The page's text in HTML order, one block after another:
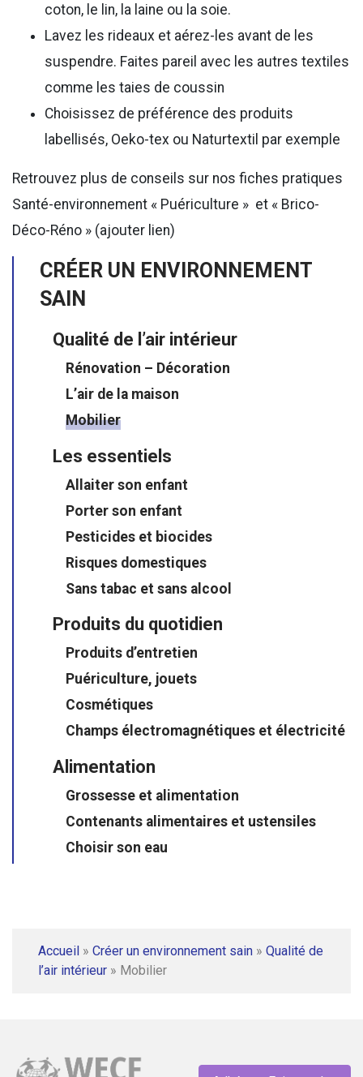
coton, le lin, la laine ou la soie.
Lavez les rideaux et aérez-les avant de les
suspendre. Faites pareil avec les autres textiles
comme les taies de coussin
Choisissez de préférence des produits
labellisés, Oeko-tex ou Naturtextil par exemple
Retrouvez plus de conseils sur nos fiches pratiques
Santé-environnement « Puériculture » et « Brico-
Déco-Réno » (ajouter lien)
CRÉER UN ENVIRONNEMENT
SAIN
Qualité de l’air intérieur
Rénovation – Décoration
L’air de la maison
Mobilier
Les essentiels
Allaiter son enfant
Porter son enfant
Pesticides et biocides
Risques domestiques
Sans tabac et sans alcool
Produits du quotidien
Produits d’entretien
Puériculture, jouets
Cosmétiques
Champs électromagnétiques et électricité
Alimentation
Grossesse et alimentation
Contenants alimentaires et ustensiles
Choisir son eau
Accueil » Créer un environnement sain » Qualité de
l’air intérieur » Mobilier